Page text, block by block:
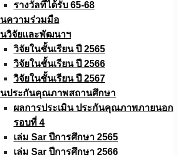
รางวัลที่ได้รับ 65-68
นความร่วมมือ
วิจัยเเละพัฒนาฯ
วิจัยในชั้นเรียน ปี 2565
วิจัยในชั้นเรียน ปี 2566
วิจัยในชั้นเรียน ปี 2567
นประกันคุณภาพสถานศึกษา
ผลการประเมิน ประกันคุณภาพภายนอก
รอบที่ 4
เล่ม Sar ปีการศึกษา 2565
เล่ม Sar ปีการศึกษา 2566